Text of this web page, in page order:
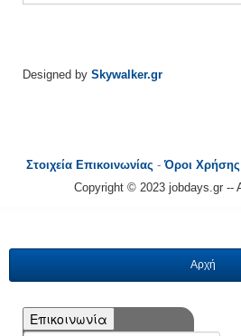
Designed by Skywalker.gr
Στοιχεία Επικοινωνίας -Όροι Χρήσης
Copyright © 2023 jobdays.gr --
Αρχή